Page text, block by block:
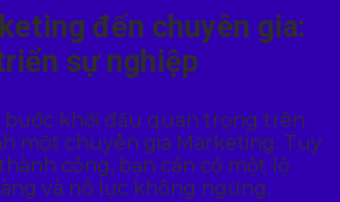
đến chuyên gia:
sự nghiệp
bước khởi đầu quan trọng trên
một chuyên gia Marketing. Tuy
công, bạn cần có một lộ
và nỗ lực không ngừng.